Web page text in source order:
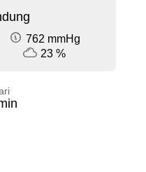
762 mmHg
23 %